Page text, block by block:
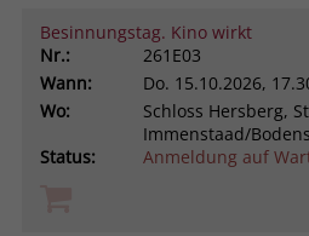
Besinnungstag. Kino wirkt
Nr.:
261E03
Wann:
Do. 15.10.2026,
Wo:
Schloss Hersberg,
Immenstaad/
Status:
Anmeldung auf